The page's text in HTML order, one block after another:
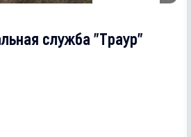
служба "Траур"